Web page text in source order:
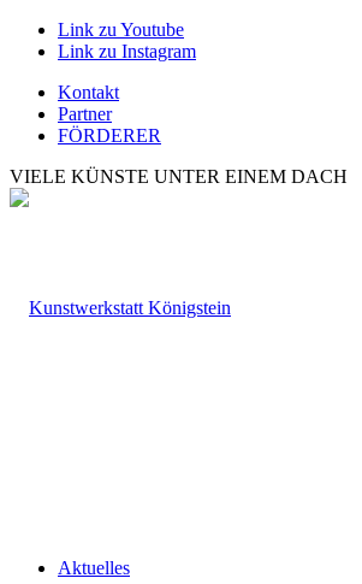
Link zu Youtube
Link zu Instagram
Kontakt
Partner
FÖRDERER
VIELE KÜNSTE UNTER EINEM DACH
Aktuelles